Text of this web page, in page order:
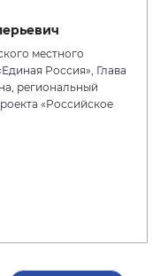
местного
Россия», Глава
региональный
«Российское